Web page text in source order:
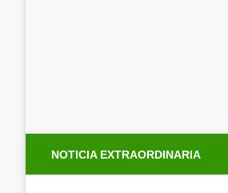
NOTICIA EXTRAORDINARIA